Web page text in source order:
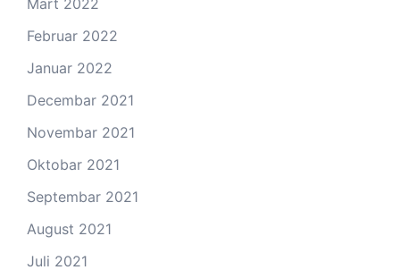
Februar 2022
Januar 2022
Decembar 2021
Novembar 2021
Oktobar 2021
Septembar 2021
August 2021
Juli 2021